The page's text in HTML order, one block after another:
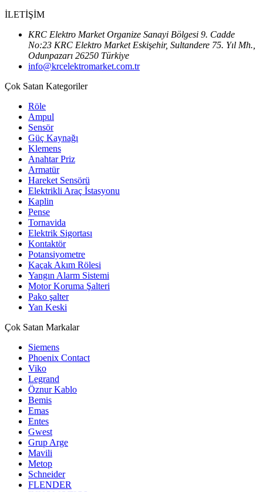
İLETİŞİM
KRC Elektro Market Organize Sanayi Bölgesi 9. Cadde
No:23 KRC Elektro Market Eskişehir, Sultandere 75. Yıl Mh.,
Odunpazarı 26250 Türkiye
info@krcelektromarket.com.tr
Çok Satan Kategoriler
Röle
Ampul
Sensör
Güç Kaynağı
Klemens
Anahtar Priz
Armatür
Hareket Sensörü
Elektrikli Araç İstasyonu
Kaplin
Pense
Tornavida
Elektrik Sigortası
Kontaktör
Potansiyometre
Kaçak Akım Rölesi
Yangın Alarm Sistemi
Motor Koruma Şalteri
Pako şalter
Yan Keski
Çok Satan Markalar
Siemens
Phoenix Contact
Viko
Legrand
Öznur Kablo
Bemis
Emas
Entes
Gwest
Grup Arge
Mavili
Metop
Schneider
FLENDER